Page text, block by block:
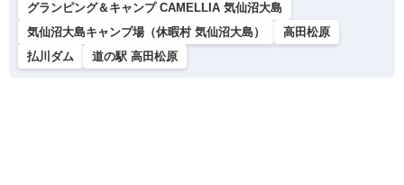
グランピング＆キャンプ CAMELLIA 気仙沼大島
気仙沼大島キャンプ場（休暇村 気仙沼大島）
高田松原
払川ダム
道の駅 高田松原